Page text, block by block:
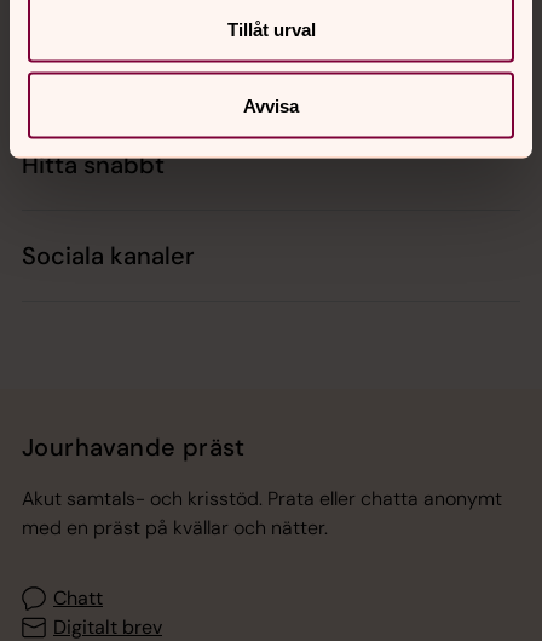
Tillåt urval
Avvisa
Kalender
Hitta snabbt
Sociala kanaler
Jourhavande präst
Akut samtals- och krisstöd. Prata eller chatta anonymt
med en präst på kvällar och nätter.
Chatt
Digitalt brev